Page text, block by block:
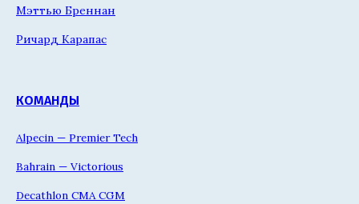
Мэттью Бреннан
Ричард Карапас
КОМАНДЫ
Alpecin — Premier Tech
Bahrain — Victorious
Decathlon CMA CGM